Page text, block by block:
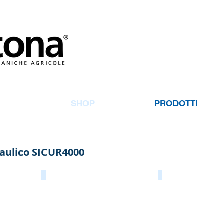
SHOP PRODOTTI
SICUR4000